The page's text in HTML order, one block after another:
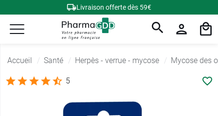
Livraison offerte dès 59€
Accueil Santé Herpès - verrue - mycose Mycose des
5